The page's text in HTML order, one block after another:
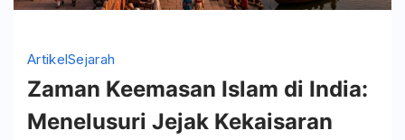
ArtikelSejarah
Zaman Keemasan Islam di India:
Menelusuri Jejak Kekaisaran